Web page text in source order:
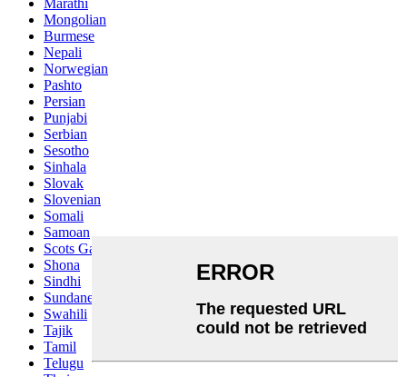
Marathi
Mongolian
Burmese
Nepali
Norwegian
Pashto
Persian
Punjabi
Serbian
Sesotho
Sinhala
Slovak
Slovenian
Somali
Samoan
Scots Gaelic
Shona
Sindhi
Sundanese
Swahili
Tajik
Tamil
Telugu